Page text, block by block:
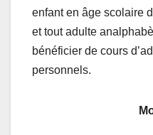
enfant en âge scolaire
et tout adulte
bénéficier de cours
personnels.